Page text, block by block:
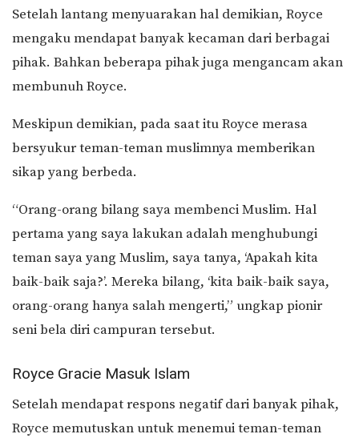
Setelah lantang menyuarakan hal demikian, Royce
mengaku mendapat banyak kecaman dari berbagai
pihak. Bahkan beberapa pihak juga mengancam akan
membunuh Royce.
Meskipun demikian, pada saat itu Royce merasa
bersyukur teman-teman muslimnya memberikan
sikap yang berbeda.
“Orang-orang bilang saya membenci Muslim. Hal
pertama yang saya lakukan adalah menghubungi
teman saya yang Muslim, saya tanya, ‘Apakah kita
baik-baik saja?’. Mereka bilang, ‘kita baik-baik saya,
orang-orang hanya salah mengerti,” ungkap pionir
seni bela diri campuran tersebut.
Royce Gracie Masuk Islam
Setelah mendapat respons negatif dari banyak pihak,
Royce memutuskan untuk menemui teman-teman